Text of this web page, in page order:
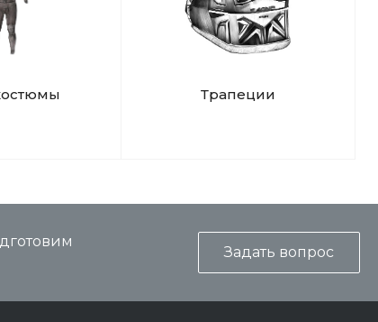
Трапеции
Задать вопрос